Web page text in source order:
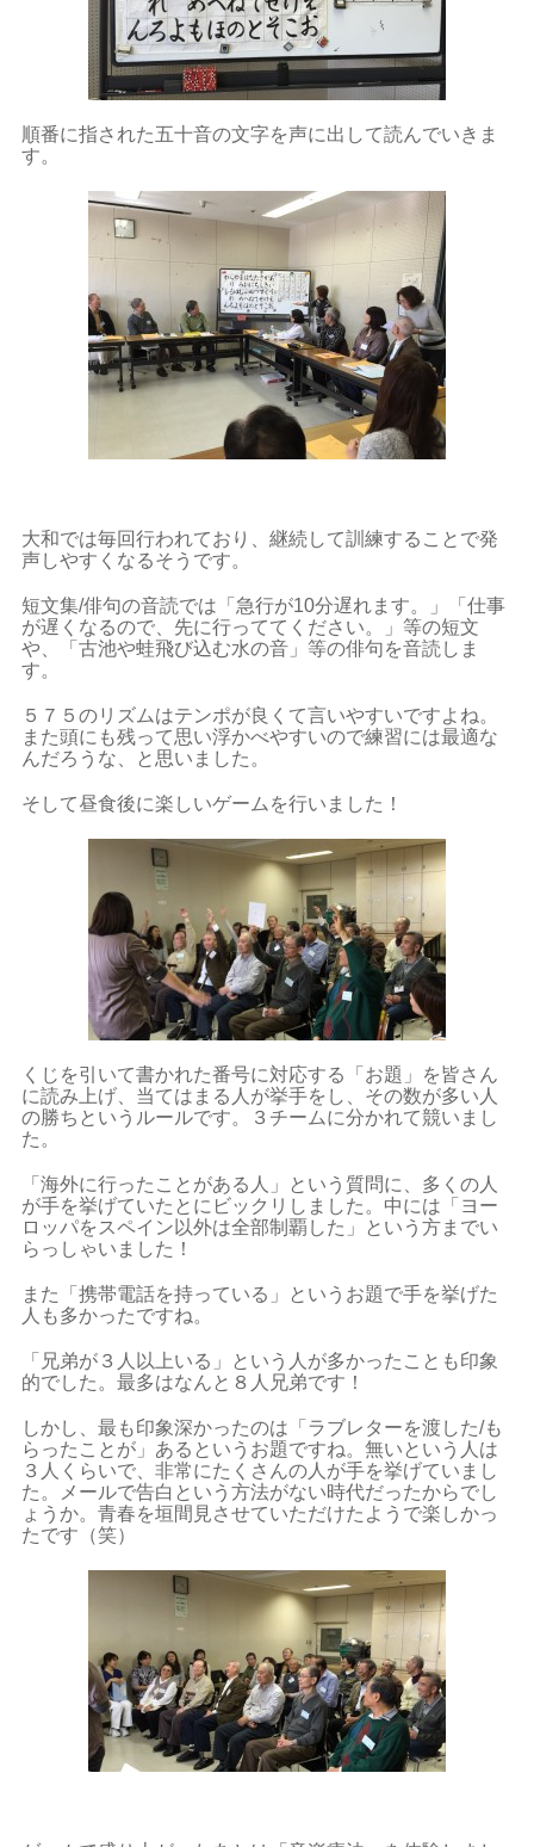
順番に指された五十音の文字を声に出して読んでいきま
す。
大和では毎回行われており、継続して訓練することで発
声しやすくなるそうです。
短文集/俳句の音読では「急行が10分遅れます。」「仕事
が遅くなるので、先に行っててください。」等の短文
や、「古池や蛙飛び込む水の音」等の俳句を音読しま
す。
５７５のリズムはテンポが良くて言いやすいですよね。
また頭にも残って思い浮かべやすいので練習には最適な
んだろうな、と思いました。
そして昼食後に楽しいゲームを行いました！
くじを引いて書かれた番号に対応する「お題」を皆さん
に読み上げ、当てはまる人が挙手をし、その数が多い人
の勝ちというルールです。３チームに分かれて競いまし
た。
「海外に行ったことがある人」という質問に、多くの人
が手を挙げていたとにビックリしました。中には「ヨー
ロッパをスペイン以外は全部制覇した」という方までい
らっしゃいました！
また「携帯電話を持っている」というお題で手を挙げた
人も多かったですね。
「兄弟が３人以上いる」という人が多かったことも印象
的でした。最多はなんと８人兄弟です！
しかし、最も印象深かったのは「ラブレターを渡した/も
らったことが」あるというお題ですね。無いという人は
３人くらいで、非常にたくさんの人が手を挙げていまし
た。メールで告白という方法がない時代だったからでし
ょうか。青春を垣間見させていただけたようで楽しかっ
たです（笑）